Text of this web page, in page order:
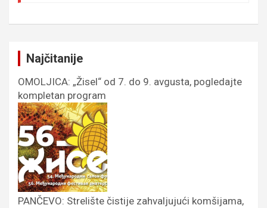
Najčitanije
OMOLJICA: „Žisel“ od 7. do 9. avgusta, pogledajte
kompletan program
PANČEVO: Strelište čistije zahvaljujući komšijama,